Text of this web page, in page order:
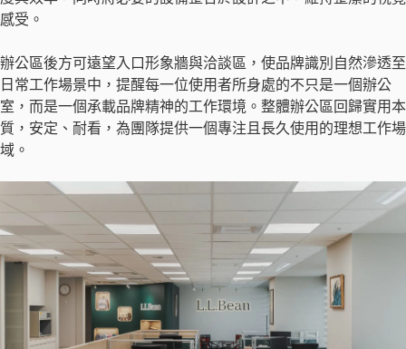
感受。
辦公區後方可遠望入口形象牆與洽談區，使品牌識別自然滲透至
日常工作場景中，提醒每一位使用者所身處的不只是一個辦公
室，而是一個承載品牌精神的工作環境。整體辦公區回歸實用本
質，安定、耐看，為團隊提供一個專注且長久使用的理想工作場
域。